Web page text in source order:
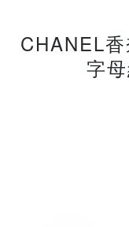
CHANEL
字